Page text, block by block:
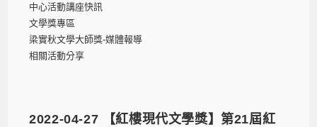
中心活動講座快訊
文學獎專區
梁實秋文學大師獎-媒體報導
相關活動分享
2022-04-27 【紅樓現代文學獎】第21屆紅